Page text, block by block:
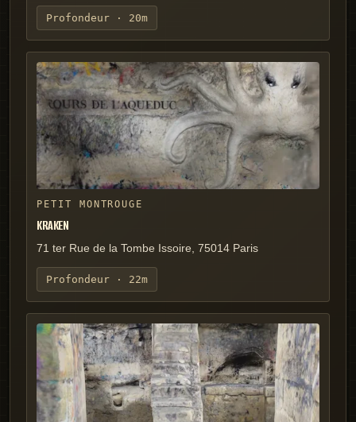
Profondeur · 20m
PETIT MONTROUGE
KRAKEN
71 ter Rue de la Tombe Issoire, 75014 Paris
Profondeur · 22m